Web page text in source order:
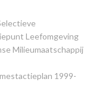
Leefomgeving
Milieumaatschappij
1999-